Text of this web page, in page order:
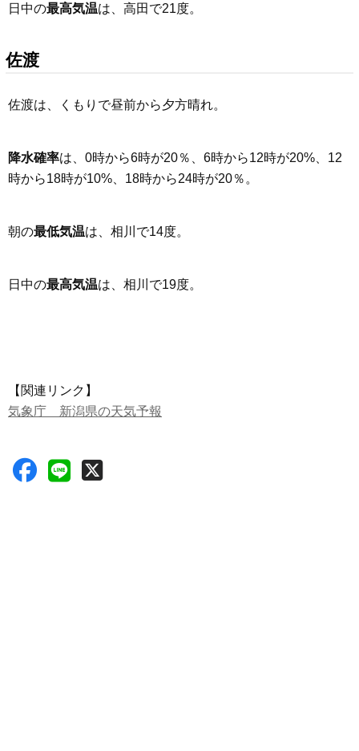
日中の最高気温は、高田で21度。
佐渡
佐渡は、くもりで昼前から夕方晴れ。
降水確率は、0時から6時が20％、6時から12時が20%、12
時から18時が10%、18時から24時が20％。
朝の最低気温は、相川で14度。
日中の最高気温は、相川で19度。
【関連リンク】
気象庁 新潟県の天気予報